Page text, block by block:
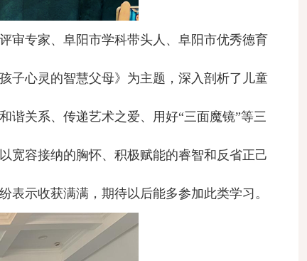
专家、阜阳市学科带头人、阜阳市优秀德育
子心灵的智慧父母》为主题，深入剖析了儿童
谐关系、传递艺术之爱、用好“三面魔镜”等三
宽容接纳的胸怀、积极赋能的睿智和反省正己
示收获满满，期待以后能多参加此类学习。